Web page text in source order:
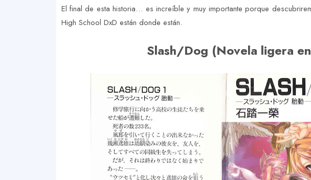
El final de esta historia… es increíble y muy importante porque
High School DxD están donde están.
Slash/Dog (Novela ligera